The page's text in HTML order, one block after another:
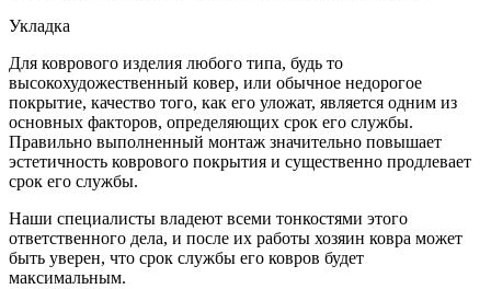
Укладка
Для коврового изделия любого типа, будь то
высокохудожественный ковер, или обычное недорогое
покрытие, качество того, как его уложат, является одним из
основных факторов, определяющих срок его службы.
Правильно выполненный монтаж значительно повышает
эстетичность коврового покрытия и существенно продлевает
срок его службы.
Наши специалисты владеют всеми тонкостями этого
ответственного дела, и после их работы хозяин ковра может
быть уверен, что срок службы его ковров будет
максимальным.